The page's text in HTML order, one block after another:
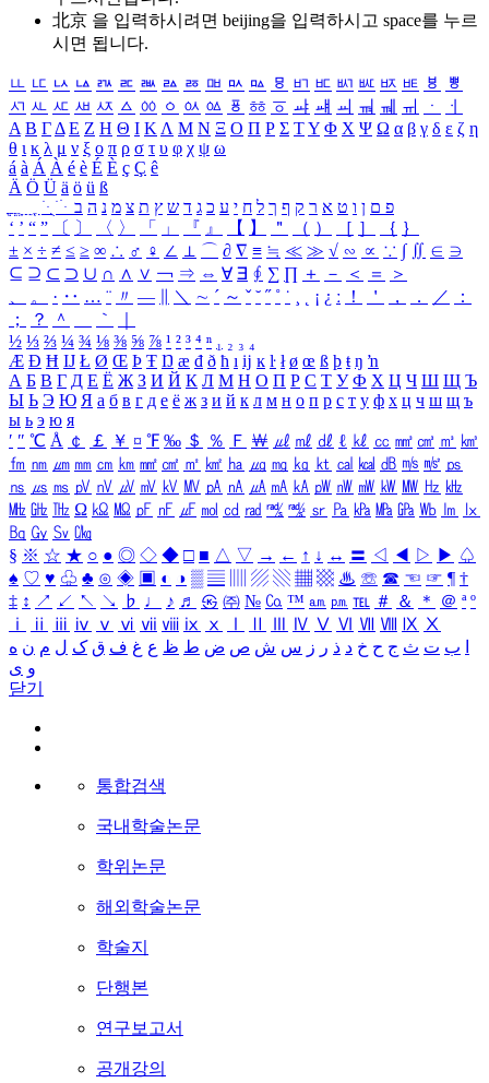
北京 을 입력하시려면 beijing을 입력하시고 space를 누르
시면 됩니다.
ㅥ ㅦ ㅧ ㅨ ㅩ ㅪ ㅫ ㅬ ㅭ ㅮ ㅯ ㅰ ㅱ ㅲ ㅳ ㅴ ㅵ ㅶ ㅷ ㅸ
ㅹ
ㅺ ㅻ ㅼ ㅽ ㅾ ㅿ ㆀ ㆁ ㆂ ㆃ ㆄ ㆅ ㆆ ㆇ ㆈ ㆉ ㆊ ㆋ ㆌ ㆍ
ㆎ
Α Β ΓΔ Ε Ζ Η Θ Ι ΚΛ Μ Ν Ξ Ο Π Ρ Σ ΤΥ Φ Χ Ψ Ω α β γ δ ε ζ η
θ ι κ λ μ ν ξ ο π ρ σ τ υ φ χ ψ ω
á à Á À é è É È ç Ç ê
Ä Ö Ü ä ö ü ß
ִֶֹ ֻּ ׁׂ פ ם ן ו ט א ר ק ף ך ל ח י ע כ ג ד ש ץ ת צ מ נ ה ב
‘ ’ “ ” 〔 〕 〈 〉 「 」 『 』 【 】 ＂ （ ） ［ ］ ｛ ｝
± × ÷ ≠ ≤ ≥ ∞ ∴ ♂ ♀ ∠ ⊥ ⌒ ∂ ∇ ≡ ≒ ≪ ≫ √ ∽ ∝ ∵ ∫ ∬ ∈ ∋
⊆ ⊇ ⊂ ⊃ ∪ ∩ ∧ ∨ ￢ ⇒ ⇔ ∀ ∃ ∮ ∑ ∏ ＋ － ＜ ＝
＞
、
。 · ‥ … ¨ 〃 ― ＼ ∼ ´ ～ ˇ ˘ ˝ ˚ ˙ ¸ ¡ ¿ ː ！ ＇ ， ． ／
：
；
？ ＾ ｀
½ ⅓ ⅔ ¼ ¾ ⅛ ⅜ ⅝ ⅞ ¹ ² ³ ⁴ ⁿ ₁ ₂ ₃ ₄
Æ Ð Ħ Ĳ Ł Ø Œ Þ Ŧ Ŋ æ đ ð ħ ı ĳ ĸ ŀ ł ø œ ß þ ŧ ŋ ŉ
А Б В Г Д Е Ё Ж З И Й К Л М Н О П Р С Т У Ф Х Ц Ч Ш Щ Ъ
Ы Ь Э Ю Я а б в г д е ё ж з и й к л м н о п р с т у ф х ц ч ш щ ъ
ы ь э ю я
′ ″ ℃ Å ￠ ￡ ￥ ¤ ℉ ‰ ＄ ％ Ｆ ￦ ㎕ ㎖ ㎗ ℓ ㎘ ㏄ ㎣ ㎤ ㎥ ㎦
㎙ ㎚ ㎛ ㎜ ㎝ ㎞ ㎟ ㎠ ㎡ ㎢ ㏊ ㎍ ㎎ ㎏ ㏏ ㎈ ㎉ ㏈ ㎧ ㎨ ㎰
㎱ ㎲ ㎳ ㎴ ㎵ ㎶ ㎷ ㎸ ㎹ ㎀ ㎁ ㎂ ㎃ ㎄ ㎺ ㎻ ㎽ ㎾ ㎿ ㎐ ㎑
㎒ ㎓ ㎔ Ω ㏀ ㏁ ㎊ ㎋ ㎌ ㏖ ㏅ ㎭ ㎮ ㎯ ㏛ ㎩ ㎪ ㎫ ㎬ ㏝ ㏐
㏓
㏃ ㏉ ㏜ ㏆
§ ※ ☆ ★ ○ ● ◎ ◇ ◆ □ ■ △ ▽ → ← ↑ ↓ ↔ 〓 ◁ ◀ ▷ ▶ ♤
♠ ♡ ♥ ♧ ♣ ⊙ ◈ ▣ ◐ ◑ ▒ ▤ ▨ ▧ ▦ ▩ ♨ ☏ ☎ ☜ ☞ ¶ †
‡ ↕ ↗ ↙ ↖ ↘ ♭ ♩ ♪ ♬ ㉿ ㈜ № ㏇ ™ ㏂ ㏘ ℡ ＃ ＆ ＊ ＠ ª º
ⅰ
ⅱ ⅲ ⅳ ⅴ ⅵ ⅶ ⅷ ⅸ ⅹ Ⅳ Ⅴ Ⅵ Ⅶ Ⅷ Ⅸ Ⅹ
ب ت ث ج ح خ د ذ ر ز س ش ص ض ط ظ ع غ ف ق ک ل م ن ه
و ی
닫기
통합검색
국내학술논문
학위논문
해외학술논문
학술지
단행본
연구보고서
공개강의